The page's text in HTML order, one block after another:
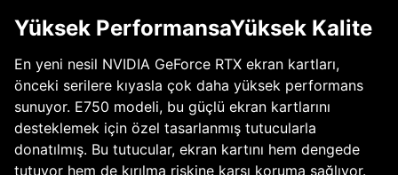
Yüksek PerformansaYüksek Kalite
En yeni nesil NVIDIA GeForce RTX ekran kartları,
önceki serilere kıyasla çok daha yüksek performans
sunuyor. E750 modeli, bu güçlü ekran kartlarını
desteklemek için özel tasarlanmış tutucularla
donatılmış. Bu tutucular, ekran kartını hem dengede
tutuyor hem de kırılma riskine karşı koruma sağlıyor.